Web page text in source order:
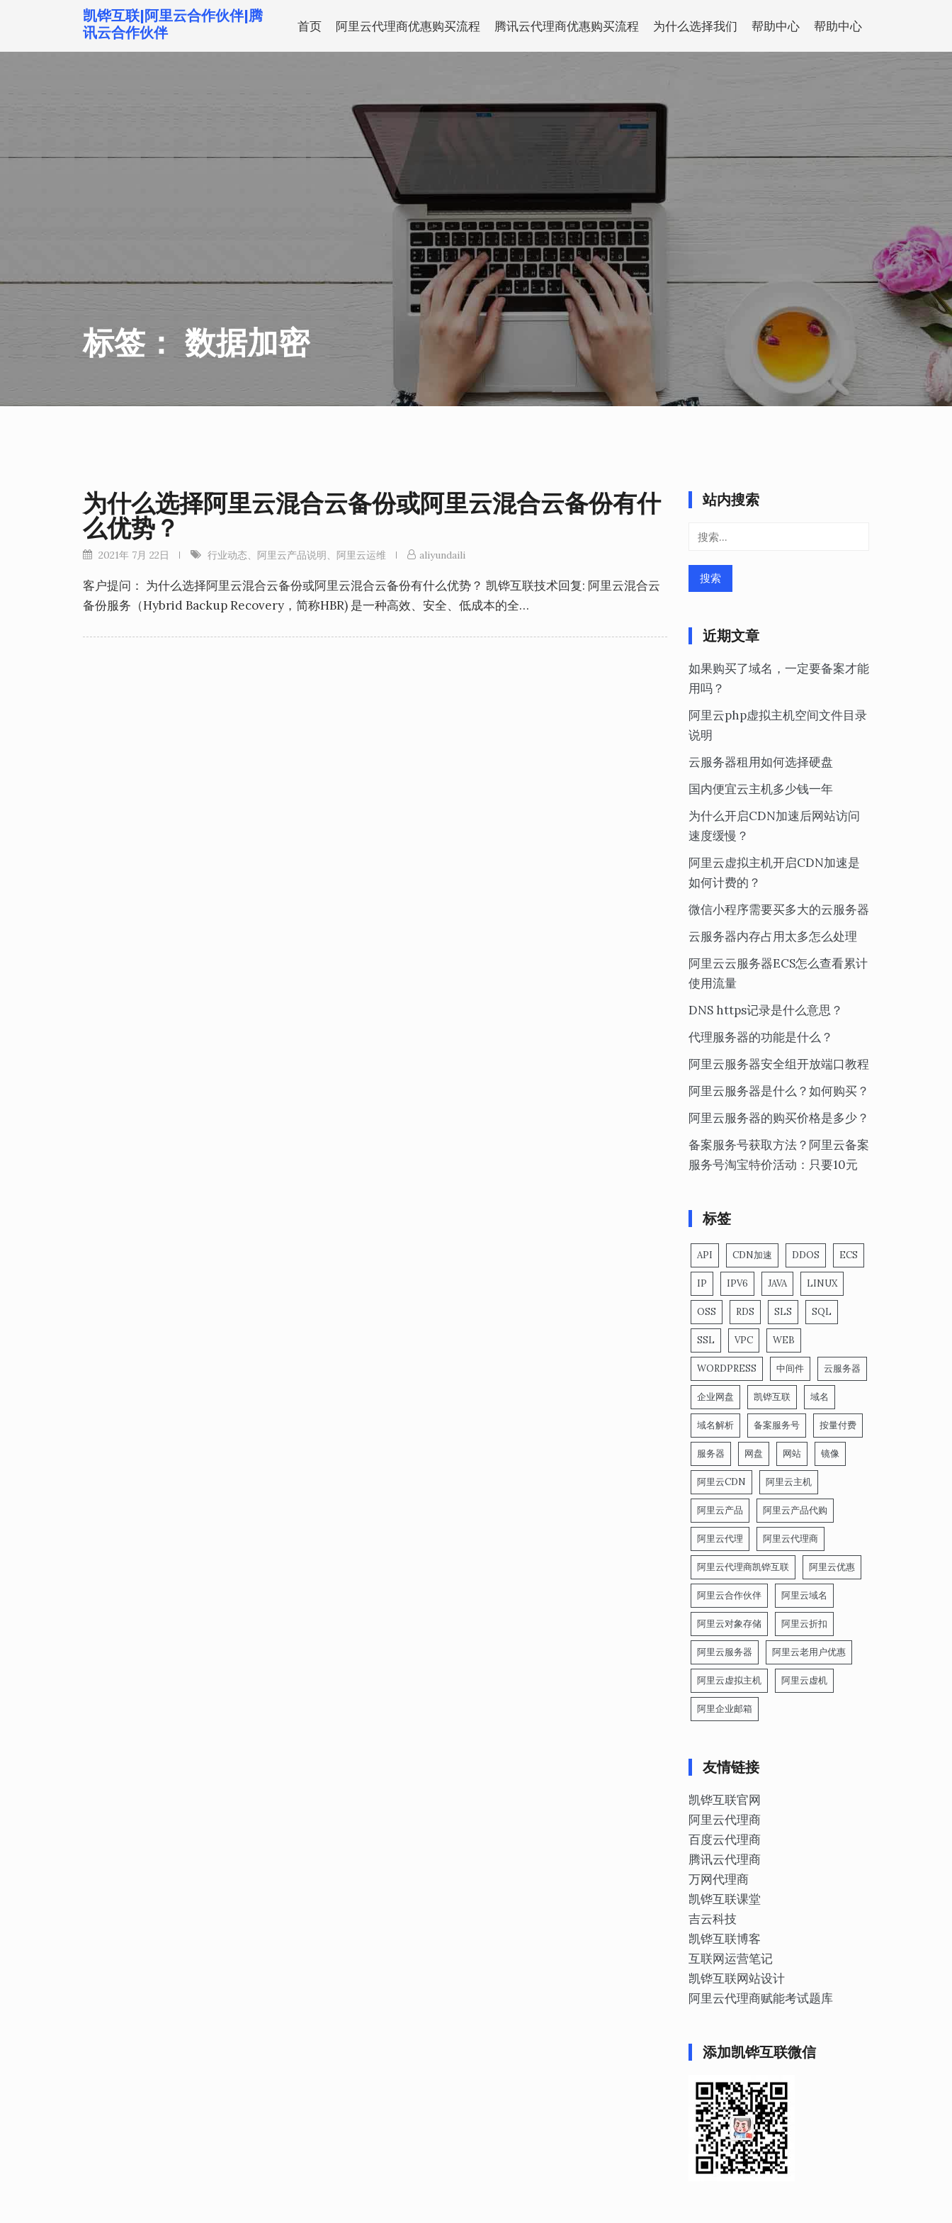
到
凯铧互联|阿里云合作伙伴|腾
讯云合作伙伴
首页 阿里云代理商优惠购买流程 腾讯云代理商优惠购买流程 为什么选择我们 帮助中心 帮助中心
标签： 数据加密
为什么选择阿里云混合云备份或阿里云混合云备份有什
么优势？
2021年 7月 22日 行业动态、 阿里云产品说明、 阿里云运维 aliyundaili
客户提问： 为什么选择阿里云混合云备份或阿里云混合云备份有什么优势？ 凯铧互联技术回复: 阿里云混合云
备份服务（Hybrid Backup Recovery，简称HBR) 是一种高效、安全、低成本的全…
站内搜索
搜
近期文章
如果购买了域名，一定要备案才能
用吗？
阿里云php虚拟主机空间文件目录
说明
云服务器租用如何选择硬盘
国内便宜云主机多少钱一年
为什么开启CDN加速后网站访问
速度缓慢？
阿里云虚拟主机开启CDN加速是
如何计费的？
微信小程序需要买多大的云服务器
云服务器内存占用太多怎么处理
阿里云云服务器ECS怎么查看累计
使用流量
DNS https记录是什么意思？
代理服务器的功能是什么？
阿里云服务器安全组开放端口教程
阿里云服务器是什么？如何购买？
阿里云服务器的购买价格是多少？
备案服务号获取方法？阿里云备案
服务号淘宝特价活动：只要10元
标签
API CDN加速 DDOS ECS
IP IPV6 JAVA LINUX
OSS RDS SLS SQL
SSL VPC WEB
WORDPRESS 中间件 云服务器
企业网盘 凯铧互联 域名
域名解析 备案服务号 按量付费
服务器 网盘 网站 镜像
阿里云CDN 阿里云主机
阿里云产品 阿里云产品代购
阿里云代理 阿里云代理商
阿里云代理商凯铧互联 阿里云优惠
阿里云合作伙伴 阿里云域名
阿里云对象存储 阿里云折扣
阿里云服务器 阿里云老用户优惠
阿里云虚拟主机 阿里云虚机
阿里企业邮箱
友情链接
凯铧互联官网
阿里云代理商
百度云代理商
腾讯云代理商
万网代理商
凯铧互联课堂
吉云科技
凯铧互联博客
互联网运营笔记
凯铧互联网站设计
阿里云代理商赋能考试题库
添加凯铧互联微信